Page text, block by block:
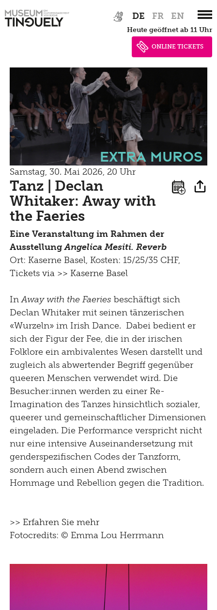
Hauptnavigation
to
DE FR EN
heute geöffnet ab 11 Uhr
ONLINE TICKETS
Extra Muros
Samstag, 30. Mai 2026, 20 Uhr
Tanz | Declan
Whitaker: Away with
the Faeries
Eine Veranstaltung im Rahmen der
AusstellungAngelica Mesiti. Reverb
Ort: Kaserne Basel, Kosten: 15/25/35 CHF,
Tickets via >> Kaserne Basel
InAway with the Faeries beschäftigt sich
Declan Whitaker mit seinen tänzerischen
«Wurzeln» im Irish Dance. Dabei bedient er
sich der Figur der Fee, die in der irischen
Folklore ein ambivalentes Wesen darstellt und
zugleich als abwertender Begriff gegenüber
queeren Menschen verwendet wird. Die
Besucher:innen werden zu einer Re-
Imagination des Tanzes hinsichtlich sozialer,
queerer und gemeinschaftlicher Dimensionen
eingeladen. Die Performance verspricht nicht
nur eine intensive Auseinandersetzung mit
genderspezifischen Codes der Tanzform,
sondern auch einen Abend zwischen
Hommage und Rebellion gegen die Tradition.
>> Erfahren Sie mehr
Fotocredits: © Emma Lou Herrmann